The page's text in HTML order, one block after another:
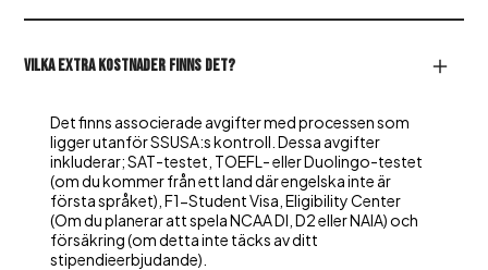
Vilka extra kostnader finns det?
Det finns associerade avgifter med processen som
ligger utanför SSUSA:s kontroll. Dessa avgifter
inkluderar; SAT-testet, TOEFL- eller Duolingo-testet
(om du kommer från ett land där engelska inte är
första språket), F1-Student Visa, Eligibility Center
(Om du planerar att spela NCAA DI, D2 eller NAIA) och
försäkring (om detta inte täcks av ditt
stipendieerbjudande).